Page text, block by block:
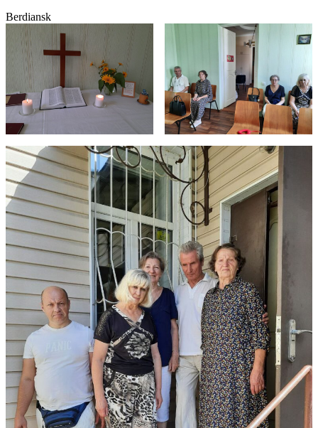
Berdiansk